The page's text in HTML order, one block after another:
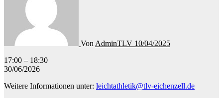
Von AdminTLV 10/04/2025
Leichtathletik
-
Kinderleichtathletik
17:00 – 18:30
30/06/2026
Weitere Informationen unter: leichtathletik@tlv-eichenzell.de